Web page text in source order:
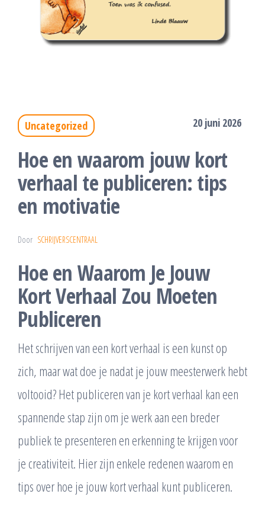
Uncategorized 20 juni 2026
Hoe en waarom jouw kort
verhaal te publiceren: tips
en motivatie
Door SCHRIJVERSCENTRAAL
Hoe en Waarom Je Jouw
Kort Verhaal Zou Moeten
Publiceren
Het schrijven van een kort verhaal is een kunst op
zich, maar wat doe je nadat je jouw meesterwerk hebt
voltooid? Het publiceren van je kort verhaal kan een
spannende stap zijn om je werk aan een breder
publiek te presenteren en erkenning te krijgen voor
je creativiteit. Hier zijn enkele redenen waarom en
tips over hoe je jouw kort verhaal kunt publiceren.